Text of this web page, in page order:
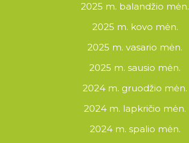
2025 m. balandžio mėn.
2025 m. kovo mėn.
2025 m. vasario mėn.
2025 m. sausio mėn.
2024 m. gruodžio mėn.
2024 m. lapkričio mėn.
2024 m. spalio mėn.